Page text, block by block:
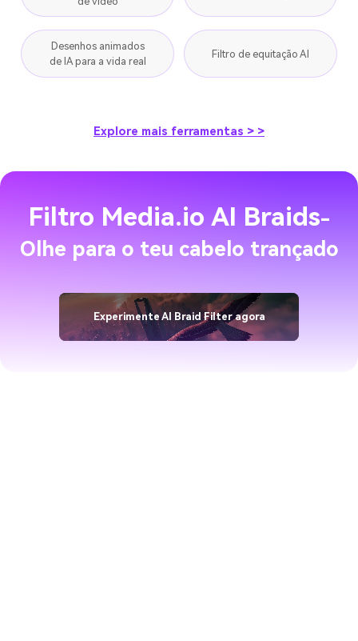
Desenhos animados
de IA para a vida real
Filtro de equitação AI
Explore mais ferramentas > >
Filtro Media.io AI Braids-
Olhe para o teu cabelo trançado
Experimente AI Braid Filter agora